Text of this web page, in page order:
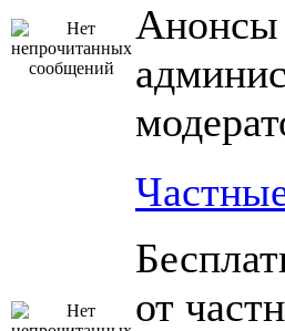
Анонсы
от